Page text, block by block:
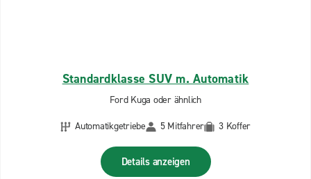
Standardklasse SUV m. Automatik
Ford Kuga oder ähnlich
Automatikgetriebe
5 Mitfahrer 3 Koffer
Details anzeigen